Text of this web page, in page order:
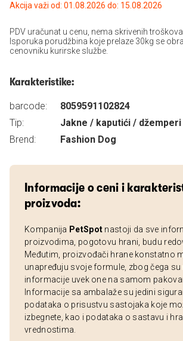
Akcija važi od: 01.08.2026 do: 15.08.2026
PDV uračunat u cenu, nema skrivenih troškova.
Isporuka porudžbina koje prelaze 30kg se
cenovniku kurirske službe.
Karakteristike:
barcode:
8059591102824
Tip:
Jakne / kaputići / džemperi
Brend:
Fashion Dog
Informacije o ceni i
proizvoda:
Kompanija PetSpot nastoji da sve
proizvodima, pogotovu hrani, budu
Međutim, proizvođači hrane konstatno
unapređuju svoje formule, zbog čega su
informacije uvek one na samom
Informacije sa ambalaže su jedini
podataka o prisustvu sastojaka koje
izbegnete, kao i podataka o sastavu i
vrednostima.